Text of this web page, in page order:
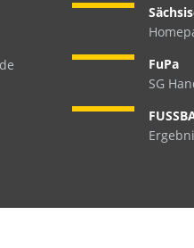
FuPa
SG